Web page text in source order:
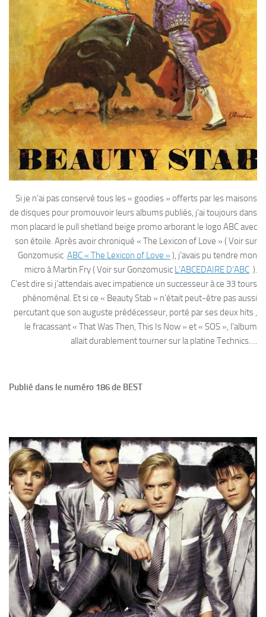
Si je n’ai pas conservé tous les « goodies » offerts par les maisons
de disques pour promouvoir leurs albums publiés, j’ai toujours dans
mon placard le pull shetland beige promo arborant le logo ABC avec
son étoile. Après avoir chroniqué « The Lexicon of Love » ( Voir sur
Gonzomusic ABC « The Lexicon of Love » ), j’avais pu tendre mon
micro à Martin Fry ( Voir sur Gonzomusic L’ABCEDAIRE D’ABC ).
C’est dire si j’attendais avec impatience un successeur à ce 33 tours
phénoménal. Et si ce « Beauty Stab » n’était peut-être pas aussi
percutant que son auguste prédécesseur, porté par ses deux hits ,
le fracassant « That Was Then, This Is Now » et « SOS », l’album
allait durablement tourner sur la platine Technics….
Publié dans le numéro 186 de BEST